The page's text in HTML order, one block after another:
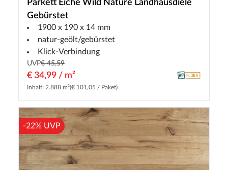
Parkett Eiche Wild Nature Landhausdiele
Gebürstet
1900 x 190 x 14 mm
natur-geölt/gebürstet
Klick-Verbindung
UVP€ 45,59
€ 34,99 / m²
Inhalt: 2.888 m²(€ 101,05 / Paket)
-22% UVP